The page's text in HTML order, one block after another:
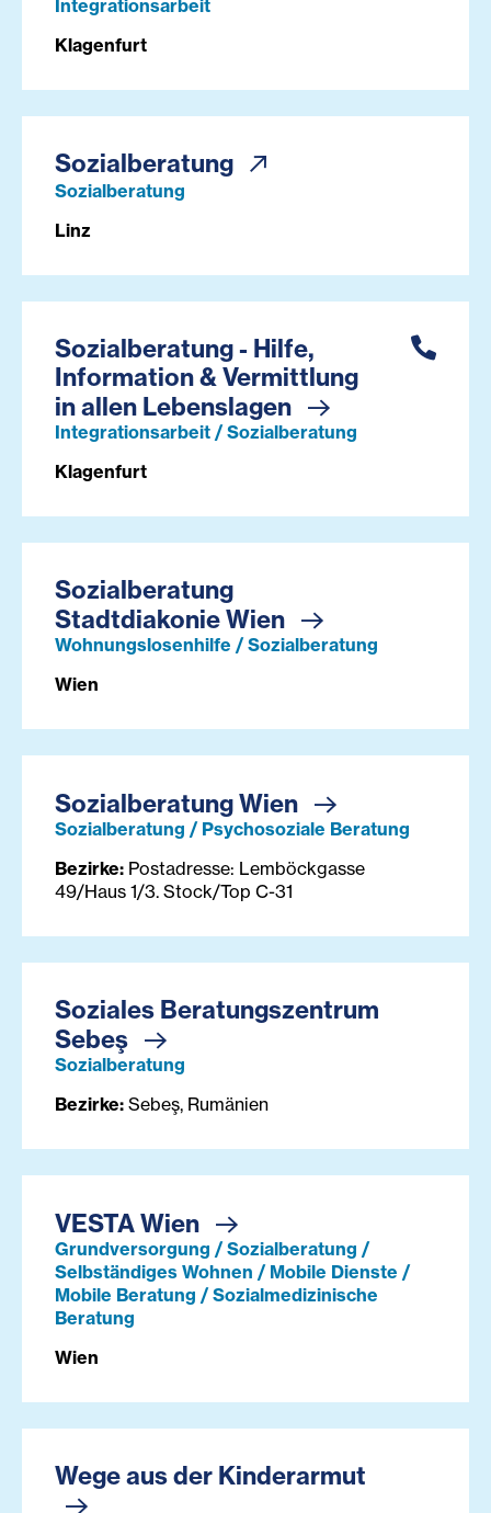
Integrationsarbeit
Klagenfurt
Sozialberatung
Sozialberatung
Linz
Sozialberatung - Hilfe,
Information & Vermittlung
in allen Lebenslagen
Integrationsarbeit / Sozialberatung
Klagenfurt
Sozialberatung
Stadtdiakonie Wien
Wohnungslosenhilfe / Sozialberatung
Wien
Sozialberatung Wien
Sozialberatung / Psychosoziale Beratung
Bezirke: Postadresse: Lemböckgasse
49/Haus 1/3. Stock/Top C-31
Soziales Beratungszentrum
Sebeş
Sozialberatung
Bezirke: Sebeş, Rumänien
VESTA Wien
Grundversorgung / Sozialberatung /
Selbständiges Wohnen / Mobile Dienste /
Mobile Beratung / Sozialmedizinische
Beratung
Wien
Wege aus der Kinderarmut